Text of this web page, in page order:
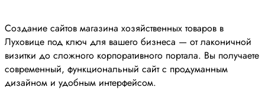
Создание сайтов магазина хозяйственных товаров в
Луховице под ключ для вашего бизнеса — от лаконичной
визитки до сложного корпоративного портала. Вы получаете
современный, функциональный сайт с продуманным
дизайном и удобным интерфейсом.